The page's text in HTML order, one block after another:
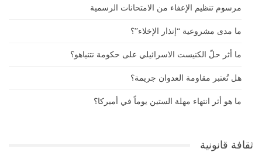
مرسوم تنظيم الإعفاء من الامتحانات الرسمية
ما مدى مشروعية “إنذار الإخلاء”؟
ما أثر حلّ الكنيست الاسرائيلي على حكومة نتنياهو؟
هل تُعتبر مقاومة العدوان جريمة؟
ما هو أثر انتهاء مهلة الستين يوماً في أميركا؟
ثقافة قانونية